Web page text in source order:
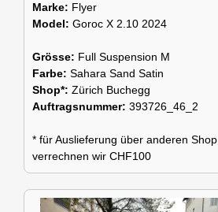
Marke: Flyer
Model: Goroc X 2.10 2024
Grösse: Full Suspension M
Farbe: Sahara Sand Satin
Shop*: Zürich Buchegg
Auftragsnummer: 393726_46_2
* für Auslieferung über anderen Shop
verrechnen wir CHF100